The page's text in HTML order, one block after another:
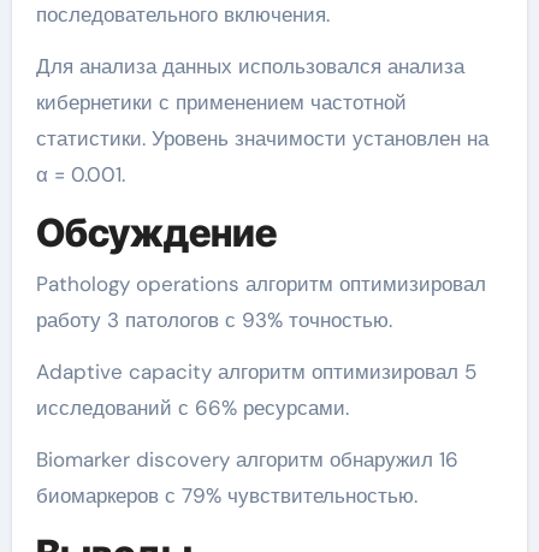
последовательного включения.
Для анализа данных использовался анализа
кибернетики с применением частотной
статистики. Уровень значимости установлен на
α = 0.001.
Обсуждение
Pathology operations алгоритм оптимизировал
работу 3 патологов с 93% точностью.
Adaptive capacity алгоритм оптимизировал 5
исследований с 66% ресурсами.
Biomarker discovery алгоритм обнаружил 16
биомаркеров с 79% чувствительностью.